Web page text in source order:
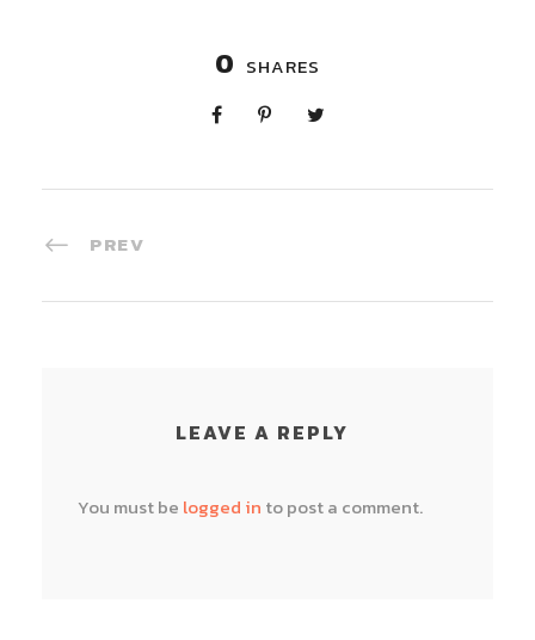
0 SHARES
PREV
LEAVE A REPLY
You must be logged in to post a comment.